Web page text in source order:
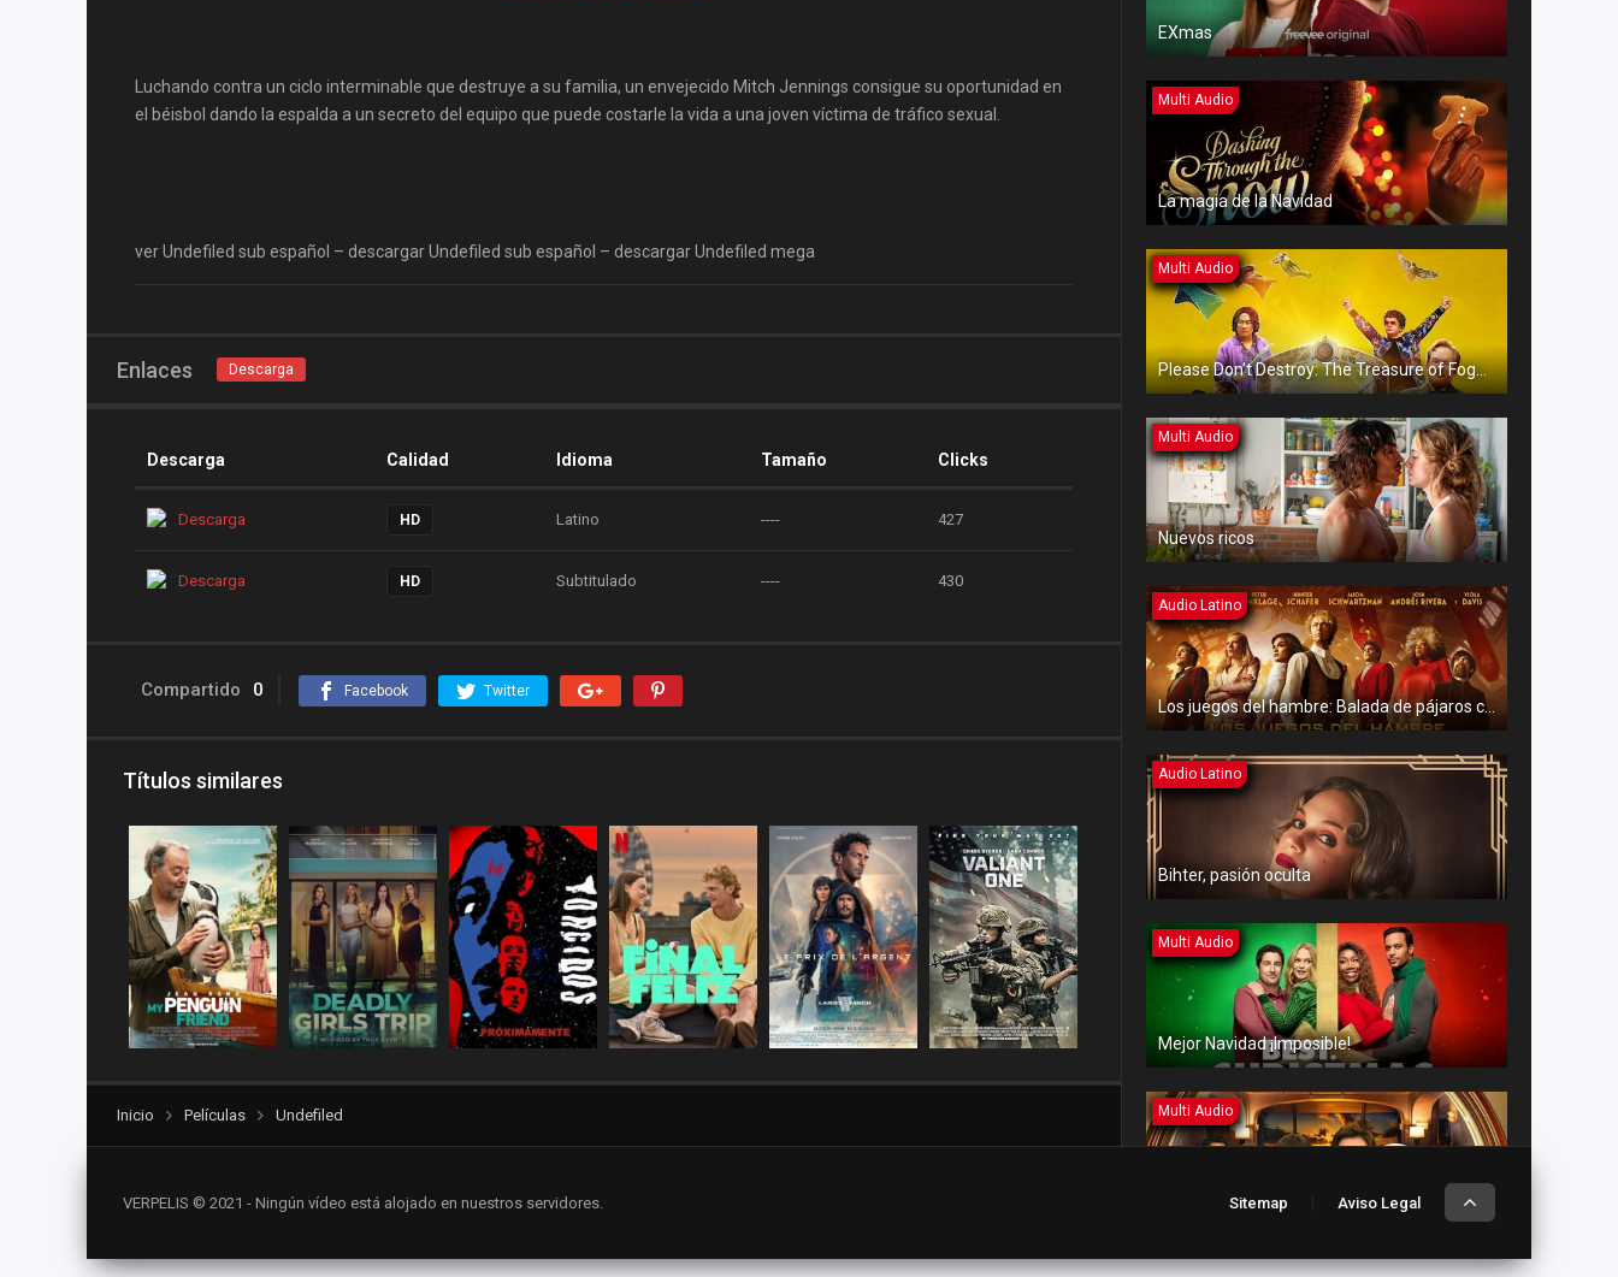
Luchando contra un ciclo interminable que destruye a su familia, un envejecido Mitch Jennings consigue su oportunidad en
el béisbol dando la espalda a un secreto del equipo que puede costarle la vida a una joven víctima de tráfico sexual.
ver Undefiled sub español – descargar Undefiled sub español – descargar Undefiled mega
Enlaces Descarga
Descarga Calidad Idioma Tamaño Clicks
Descarga HD Latino ---- 427
Descarga HD Subtitulado ---- 430
Compartido 0 Facebook Twitter
Títulos similares
Inicio Películas Undefiled
EXmas
Multi Audio
La magia de la Navidad
Multi Audio
Please Don’t Destroy: The Treasure of Foggy Mountain
Multi Audio
Nuevos ricos
Audio Latino
Los juegos del hambre: Balada de pájaros cantores y serpientes
Audio Latino
Bihter, pasión oculta
Multi Audio
Mejor Navidad ¡Imposible!
Multi Audio
Amor en aguas turbulentas
VERPELIS © 2021 - Ningún vídeo está alojado en nuestros servidores. Sitemap Aviso Legal